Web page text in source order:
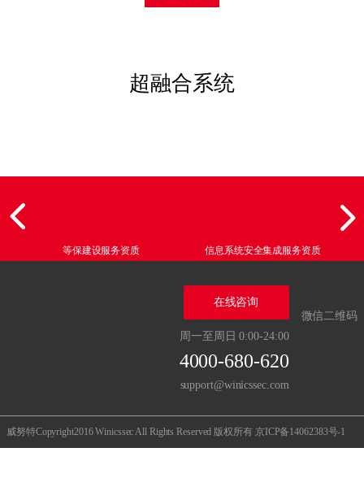
超融合系统
等保建设服务资质 信息系统安全集成服务资质
微信二维码
在线咨询
周一至周日 0:00-24:00
4000-680-620
support@winicssec.com
威努特Copyright2016 Winicssec All Rights Reserved 版权所有 京ICP备14062383号-1